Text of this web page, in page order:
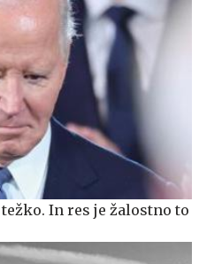
težko. In res je žalostno to